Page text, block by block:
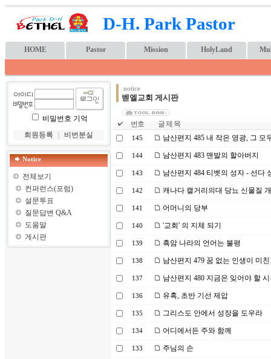
D-H. Park Pastor
HOME Pastor Mission HolyLand
비밀번호 기억
회원등록
비번분실
Notice
전체보기
컨퍼런스(포럼)
설문투표
질문답변 Q&A
도움말
게시판
notice
벧엘교회 게시판
번호 글 제 목
145 남산편지 485 내 작은 영광, 그 모
144 남산편지 483 맨발의 할아버지
143 남산편지 484 티벳의 성자 - 선다
142 캐나다 캘거리의대 당뇨 신물질
141 어머니의 당부
140 '교회' 의 지체 되기
139 흑암 나라의 언어는 불평
138 남산편지 479 꿈 없는 인생이 미
137 남산편지 480 지금은 잊어야 할
136 유혹, 초반 기선 제압
135 그리스도 안에서 성장을 도우라
134 어디에서든 주와 함께
133 주님의 손